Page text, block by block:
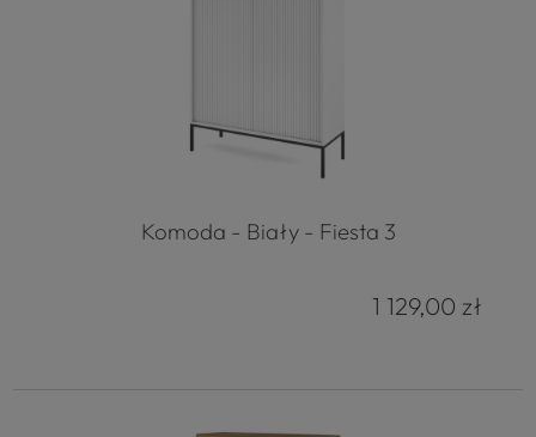
Komoda - Biały - Fiesta 3
1 129,00 zł